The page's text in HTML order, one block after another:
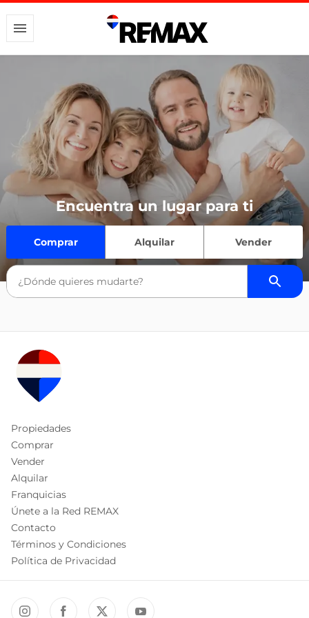
Encuentra un lugar para ti
Comprar Alquilar Vender
Propiedades
Comprar
Vender
Alquilar
Franquicias
Únete a la Red REMAX
Contacto
Términos y Condiciones
Política de Privacidad